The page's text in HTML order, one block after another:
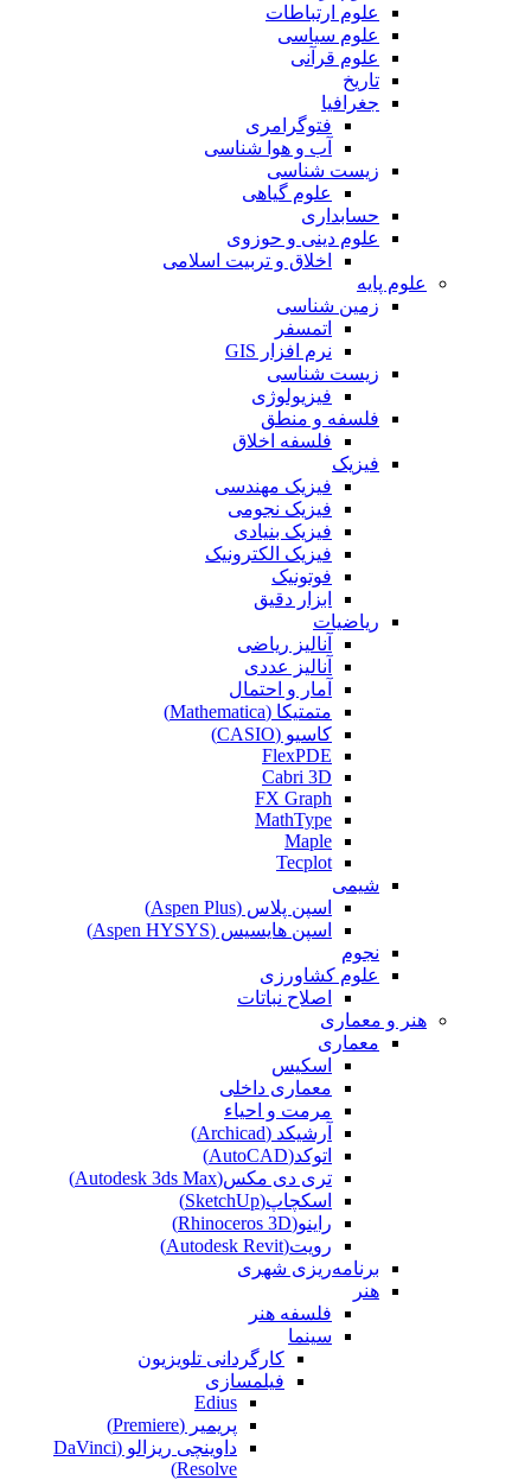
علوم ارتباطات
علوم سیاسی
علوم قرآنی
تاریخ
جغرافیا
فتوگرامری
آب و هوا شناسی
زیست شناسی
علوم گیاهی
حسابداری
علوم دینی و حوزوی
اخلاق و تربیت اسلامی
علوم پایه
زمین شناسی
اتمسفر
نرم افزار GIS
زیست شناسی
فیزیولوژی
فلسفه و منطق
فلسفه اخلاق
فیزیک
فیزیک مهندسی
فیزیک نجومی
فیزیک بنیادی
فیزیک الکترونیک
فوتونیک
ابزار دقیق
ریاضیات
آنالیز ریاضی
آنالیز عددی
آمار و احتمال
متمتیکا (Mathematica)
کاسیو (CASIO)
FlexPDE
Cabri 3D
FX Graph
MathType
Maple
Tecplot
شیمی
اسپن پلاس (Aspen Plus)
اسپن هایسیس (Aspen HYSYS)
نجوم
علوم کشاورزی
اصلاح نباتات
هنر و معماری
معماری
اسکیس
معماری داخلی
مرمت و احیاء
آرشیکد (Archicad)
اتوکد(AutoCAD)
تری دی مکس(Autodesk 3ds Max)
اسکچاپ(SketchUp)
راینو(Rhinoceros 3D)
رویت(Autodesk Revit)
برنامه‌ریزی شهری
هنر
فلسفه هنر
سینما
کارگردانی تلویزیون
فیلمسازی
Edius
پریمیر (Premiere)
داوینچی ریزالو (DaVinci
Resolve)